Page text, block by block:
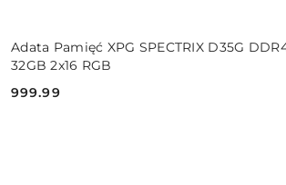
Adata Pamięć XPG SPECTRIX D35G
32GB 2x16 RGB
Cena:
999.99